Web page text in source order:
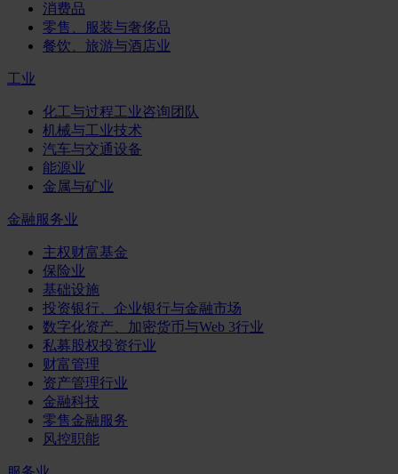
消费品
零售、服装与奢侈品
餐饮、旅游与酒店业
工业
化工与过程工业咨询团队
机械与工业技术
汽车与交通设备
能源业
金属与矿业
金融服务业
主权财富基金
保险业
基础设施
投资银行、企业银行与金融市场
数字化资产、加密货币与Web 3行业
私募股权投资行业
财富管理
资产管理行业
金融科技
零售金融服务
风控职能